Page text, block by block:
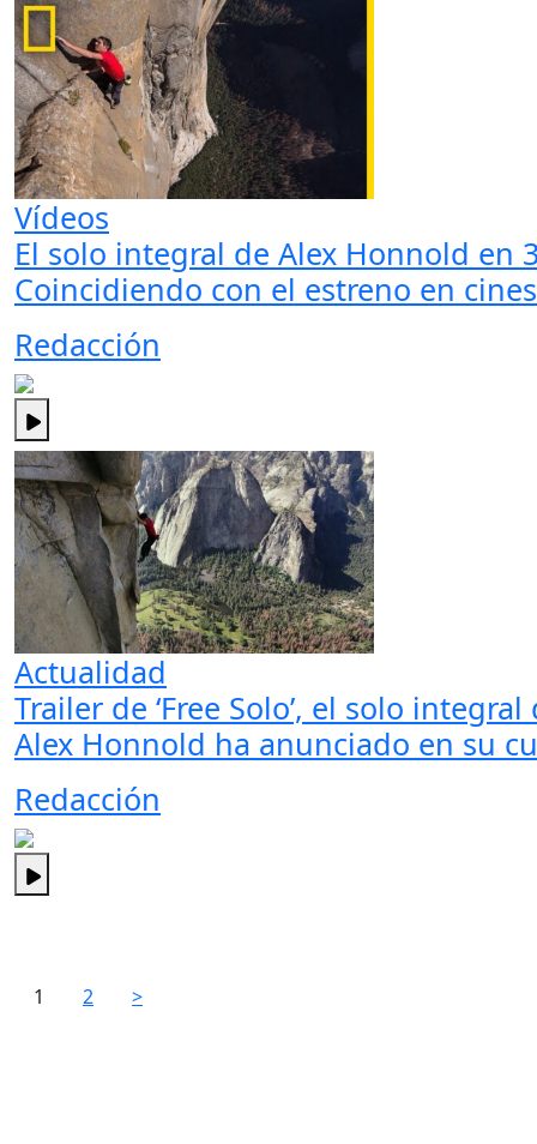
Vídeos
El solo integral de Alex Honnold en
Coincidiendo con el estreno en
Redacción
Actualidad
Trailer de ‘Free Solo’, el solo
Alex Honnold ha anunciado en su
Redacción
1 2 >